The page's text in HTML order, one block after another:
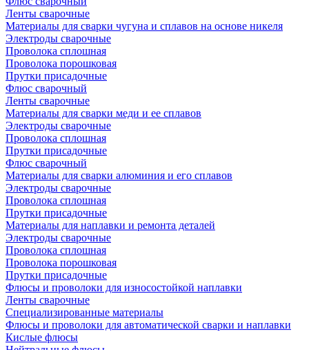
Ленты сварочные
Материалы для сварки чугуна и сплавов на основе никеля
Электроды сварочные
Проволока сплошная
Проволока порошковая
Прутки присадочные
Флюс сварочный
Ленты сварочные
Материалы для сварки меди и ее сплавов
Электроды сварочные
Проволока сплошная
Прутки присадочные
Флюс сварочный
Материалы для сварки алюминия и его сплавов
Электроды сварочные
Проволока сплошная
Прутки присадочные
Материалы для наплавки и ремонта деталей
Электроды сварочные
Проволока сплошная
Проволока порошковая
Прутки присадочные
Флюсы и проволоки для износостойкой наплавки
Ленты сварочные
Специализированные материалы
Флюсы и проволоки для автоматической сварки и наплавки
Кислые флюсы